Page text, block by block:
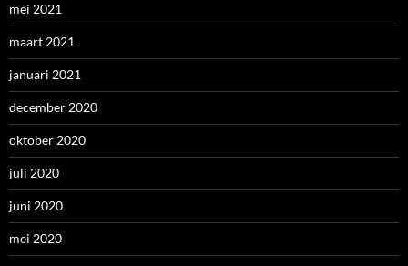
mei 2021
maart 2021
januari 2021
december 2020
oktober 2020
juli 2020
juni 2020
mei 2020